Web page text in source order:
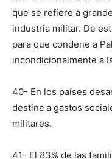
que se refiere a
industria militar. De
para que condene a
incondicionalmente a
40- En los países
destina a gastos
militares.
41- El 83% de las